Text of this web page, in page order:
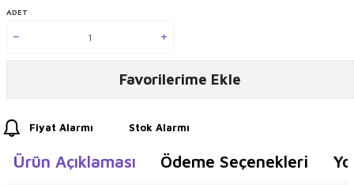
ADET
Favorilerime Ekle
Fiyat Alarmı Stok Alarmı
Ürün Açıklaması Ödeme Seçenekleri